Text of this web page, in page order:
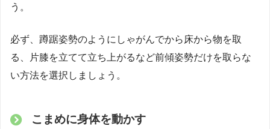
う。
必ず、蹲踞姿勢のようにしゃがんでから床から物を取
る、片膝を立てて立ち上がるなど前傾姿勢だけを取らな
い方法を選択しましょう。
こまめに身体を動かす